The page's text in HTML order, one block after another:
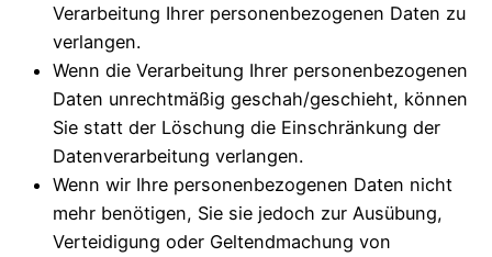
Verarbeitung Ihrer personenbezogenen Daten zu
verlangen.
Wenn die Verarbeitung Ihrer personenbezogenen
Daten unrechtmäßig geschah/geschieht, können
Sie statt der Löschung die Einschränkung der
Datenverarbeitung verlangen.
Wenn wir Ihre personenbezogenen Daten nicht
mehr benötigen, Sie sie jedoch zur Ausübung,
Verteidigung oder Geltendmachung von